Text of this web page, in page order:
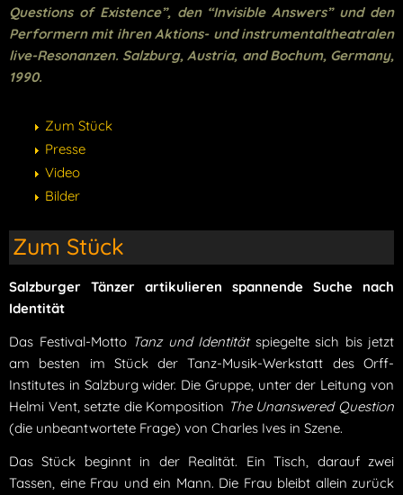
Questions of Existence”, den “Invisible Answers” und den
Performern mit ihren Aktions- und instrumentaltheatralen
live-Resonanzen. Salzburg, Austria, and Bochum, Germany,
1990.
Zum Stück
Presse
Video
Bilder
Zum Stück
Salzburger Tänzer artikulieren spannende Suche nach
Identität
Das Festival-Motto Tanz und Identitätspiegelte sich bis jetzt
am besten im Stück der Tanz-Musik-Werkstatt des Orff-
Institutes in Salzburg wider. Die Gruppe, unter der Leitung von
Helmi Vent, setzte die Komposition The Unanswered Question
(die unbeantwortete Frage) von Charles Ives in Szene.
Das Stück beginnt in der Realität. Ein Tisch, darauf zwei
Tassen, eine Frau und ein Mann. Die Frau bleibt allein zurück